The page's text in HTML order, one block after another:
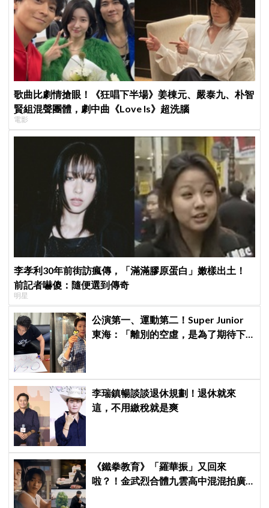
歌曲比劇情搶眼！《狂唱下半場》姜棟元、嚴泰九、朴智
賢組混聲團體，劇中曲《Love Is》超洗腦
電影
李孝利30年前街訪瘋傳，「滿滿膠原蛋白」嫩樣出土！
前記者嚇傻：隨便選到傳奇
明星
公演第一、運動第二！Super Junior
東海：「離別的空虛，是為了期待下
李瑞鎮暢談談退休規劃！退休就來
這，不用繳稅就是爽
《鐵拳教育》「羅華振」又回來
啦？！金武烈合體九雲高中混混拍廣